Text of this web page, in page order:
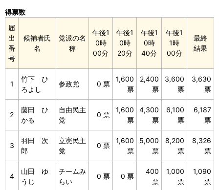
届
出
番
号
候補者氏
名
党派の名
称
午後1
0時
00分
午後1
0時
20分
午後1
0時
40分
午後1
1時
00分
最終
結果
得票数
1
竹下 ひ
ろよし
参政党 0 票
1,600
票
2,400
票
3,600
票
3,630
票
2
藤田 ひ
かる
自由民主
党
0 票
1,600
票
4,300
票
6,100
票
6,187
票
3
羽田 次
郎
立憲民主
党
0 票
1,600
票
5,000
票
8,200
票
8,326
票
4
山田 ゆ
うじ
チームみ
らい
0 票 0 票
400
票
1,000
票
1,090
票